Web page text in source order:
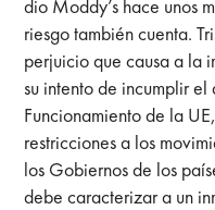
dio Moddy’s hace unos
riesgo también cuenta.
perjuicio que causa a la
su intento de incumplir
Funcionamiento de la
restricciones a los
los Gobiernos de los
debe caracterizar a un